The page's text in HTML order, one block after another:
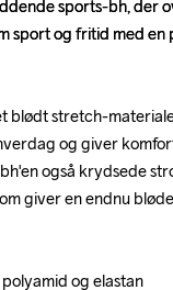
sports-bh, der
sport og fritid med en
blødt stretch-
og giver
også krydsede
giver en endnu
og elastan
sports-bh, der
sport og fritid med en
blødt stretch-
og giver
også krydsede
giver en endnu
og elastan